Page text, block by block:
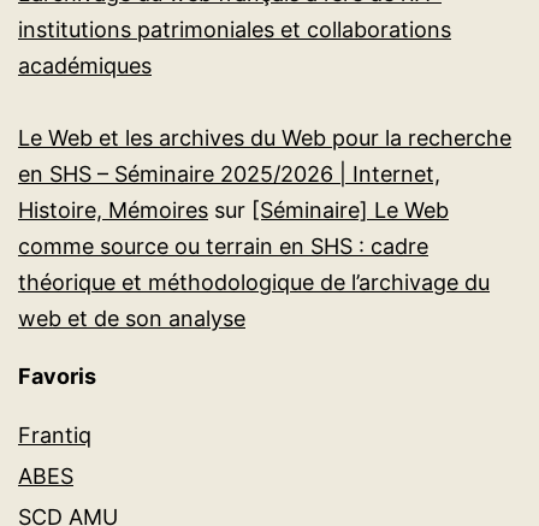
institutions patrimoniales et collaborations
académiques
Le Web et les archives du Web pour la recherche
en SHS – Séminaire 2025/2026 | Internet,
Histoire, Mémoires sur [Séminaire] Le Web
comme source ou terrain en SHS : cadre
théorique et méthodologique de l’archivage du
web et de son analyse
Favoris
Frantiq
ABES
SCD AMU